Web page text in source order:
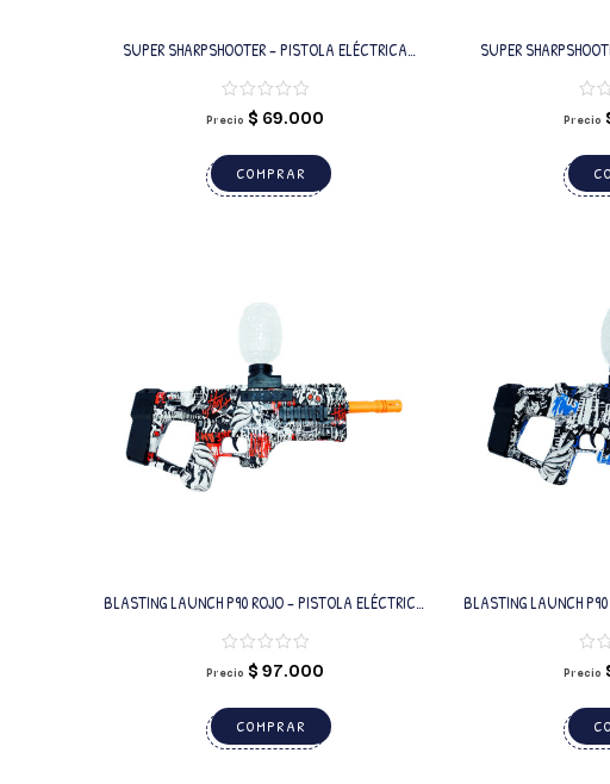
SUPER SHARPSHOOTER – PISTOLA ELÉCTRICA
AMARILLA CON BALINES DE GEL
Precio $ 69.000
COMPRAR
SUPER
GREEN
Precio
BLASTING LAUNCH P90 ROJO – PISTOLA ELÉCTRICA
CON BALINES DE GEL
Precio $97.000
COMPRAR
BLASTING LAUNCH
Precio